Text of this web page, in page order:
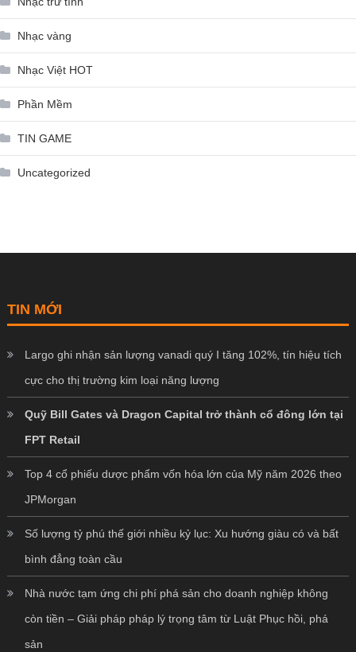
Nhạc vàng
Nhạc Việt HOT
Phần Mềm
TIN GAME
Uncategorized
TIN MỚI
Largo ghi nhận sản lượng vanadi quý I tăng 102%, tín hiệu tích
cực cho thị trường kim loại năng lượng
Quỹ Bill Gates và Dragon Capital trở thành cổ đông lớn tại
FPT Retail
Top 4 cổ phiếu dược phẩm vốn hóa lớn của Mỹ năm 2026 theo
JPMorgan
Số lượng tỷ phú thế giới nhiều kỷ lục: Xu hướng giàu có và bất
bình đẳng toàn cầu
Nhà nước tạm ứng chi phí phá sản cho doanh nghiệp không
còn tiền – Giải pháp pháp lý trọng tâm từ Luật Phục hồi, phá
sản